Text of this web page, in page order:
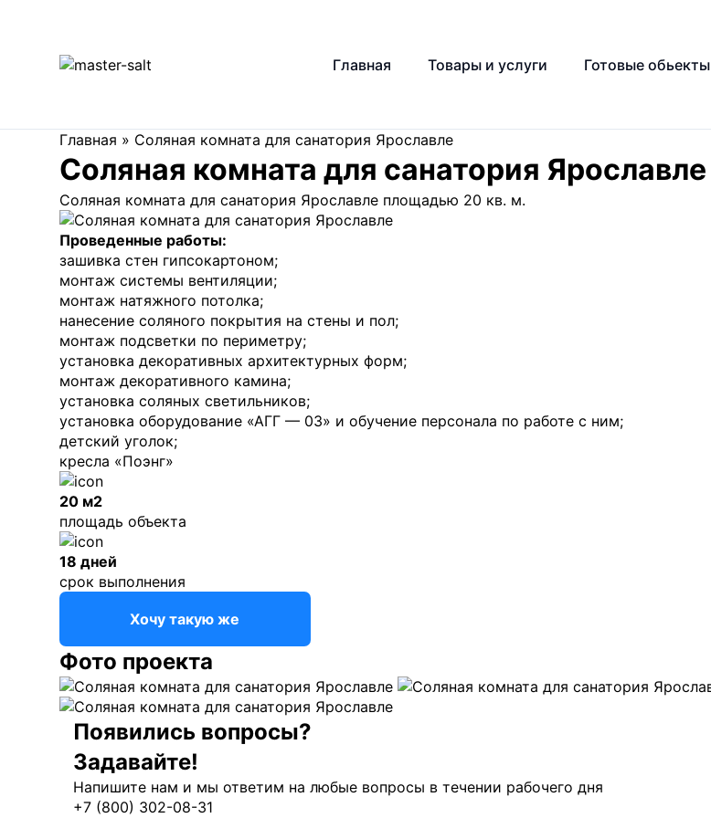
Главная Товары и услуги Готовые обьекты
Главная » Соляная комната для санатория Ярославле
Соляная комната для санатория Ярославле
Соляная комната для санатория Ярославле площадью 20 кв. м.
Проведенные работы:
зашивка стен гипсокартоном;
монтаж системы вентиляции;
монтаж натяжного потолка;
нанесение соляного покрытия на стены и пол;
монтаж подсветки по периметру;
установка декоративных архитектурных форм;
монтаж декоративного камина;
установка соляных светильников;
установка оборудование «АГГ — 03» и обучение персонала по работе с ним;
детский уголок;
кресла «Поэнг»
20 м2
площадь объекта
18 дней
срок выполнения
Хочу такую же
Фото проекта
Появились вопросы?
Задавайте!
Напишите нам и мы ответим на любые вопросы в течении рабочего дня
+7 (800) 302-08-31